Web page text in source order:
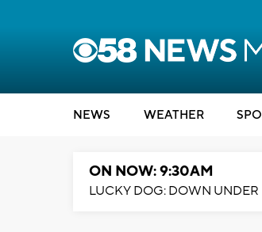
NEWS WEATHER
ON NOW: 9:30AM
LUCKY DOG: DOWN UNDER